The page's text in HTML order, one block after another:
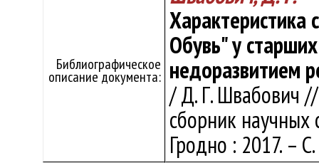
Библиографическое
описание документа:
Характеристика
Обувь" у
недоразвитием
/ Д. Г. Швабович
сборник научных
Гродно : 2017. –